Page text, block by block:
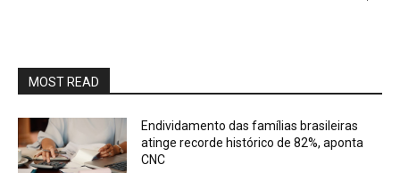
MOST READ
Endividamento das famílias brasileiras
atinge recorde histórico de 82%, aponta
CNC